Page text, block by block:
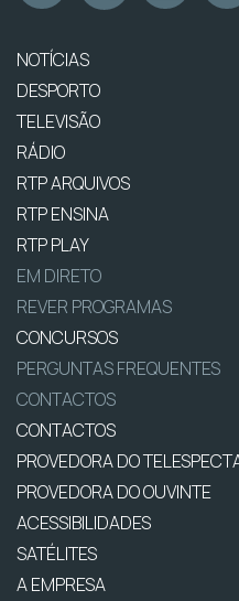
NOTÍCIAS
DESPORTO
TELEVISÃO
RÁDIO
RTP ARQUIVOS
RTP ENSINA
RTP PLAY
EM DIRETO
REVER PROGRAMAS
CONCURSOS
PERGUNTAS FREQUENTES
CONTACTOS
CONTACTOS
PROVEDORA DO
PROVEDORA DO OUVINTE
ACESSIBILIDADES
SATÉLITES
A EMPRESA